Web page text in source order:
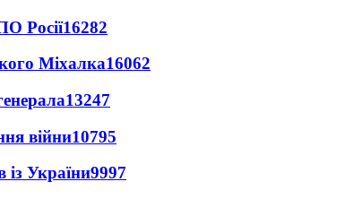
Росії16282
Міхалка16062
13247
війни10795
із України9997